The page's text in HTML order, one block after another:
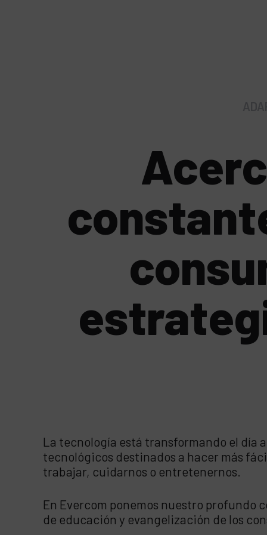
La tecnología está transformando el día
tecnológicos destinados a hacer más
trabajar, cuidarnos o entretenernos.
En Evercom ponemos nuestro profundo
de educación y evangelización de los